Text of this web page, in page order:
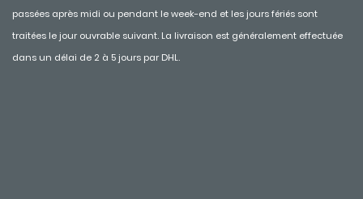
passées après midi ou pendant le week-end et les jours fériés sont
traitées le jour ouvrable suivant. La livraison est généralement effectuée
dans un délai de 2 à 5 jours par DHL.